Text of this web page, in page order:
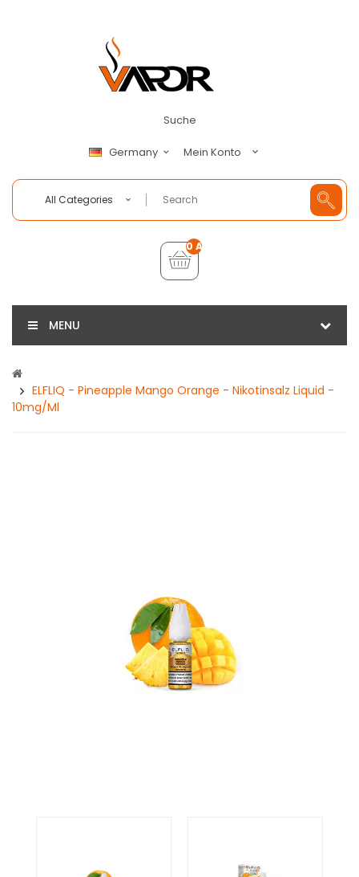
Suche
Germany Mein Konto
All Categories
0 Artikel - €0,00
MENU
ELFLIQ - Pineapple Mango Orange - Nikotinsalz Liquid -
10mg/ml